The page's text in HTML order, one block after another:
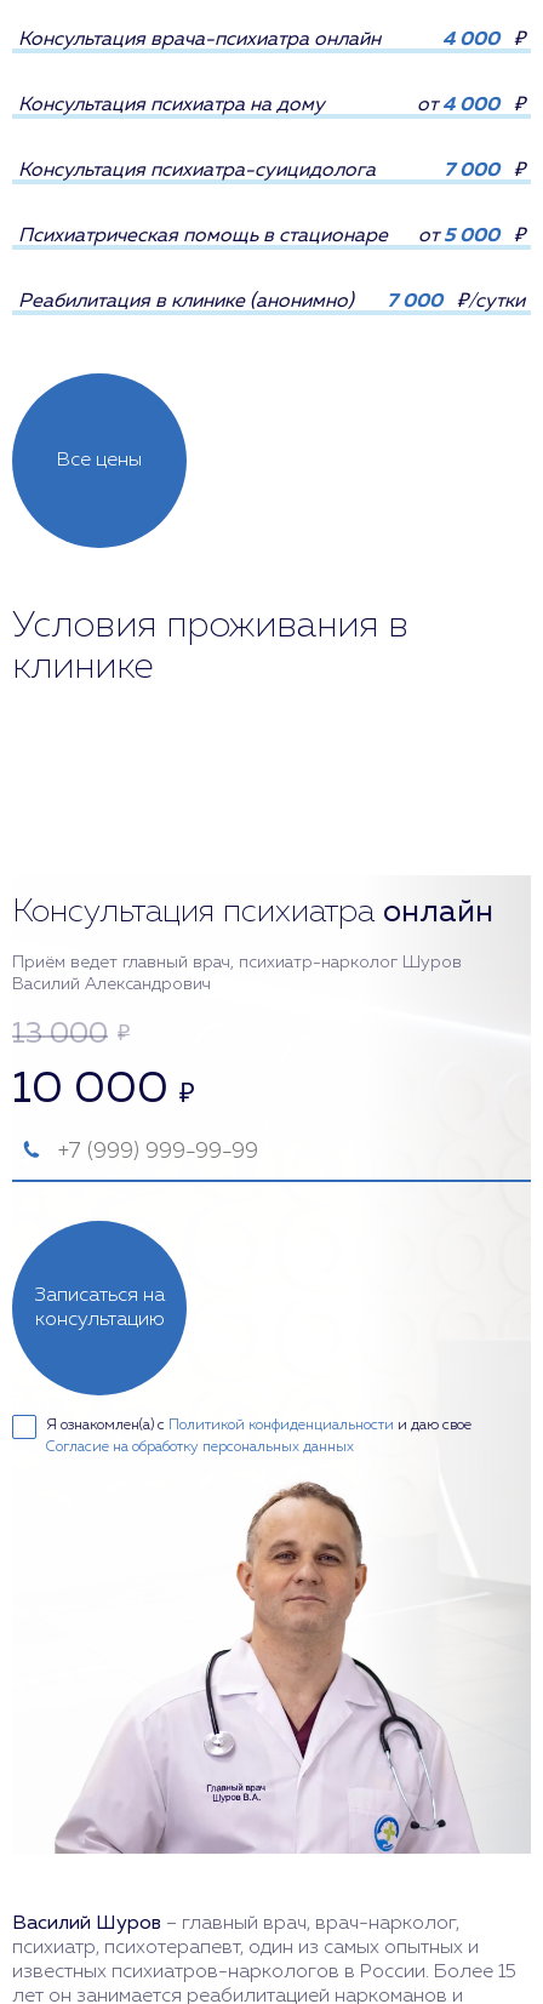
Все цены
Консультация врача-психиатра онлайн 4 000 ₽
Консультация психиатра на дому от4 000 ₽
Консультация психиатра-суицидолога 7 000 ₽
Психиатрическая помощь в стационаре от5 000 ₽
Реабилитация в клинике (анонимно) 7 000 ₽/сутки
Условия проживания в
клинике
Консультация психиатра онлайн
Приём ведет главный врач, психиатр-нарколог Шуров
Василий Александрович
13 000 ₽
10 000 ₽
Записаться на
консультацию
Я ознакомлен(а) с Политикой конфиденциальности и даю свое
Согласие на обработку персональных данных
Василий Шуров – главный врач, врач-нарколог,
психиатр, психотерапевт, один из самых опытных и
известных психиатров-наркологов в России. Более 15
лет он занимается реабилитацией наркоманов и